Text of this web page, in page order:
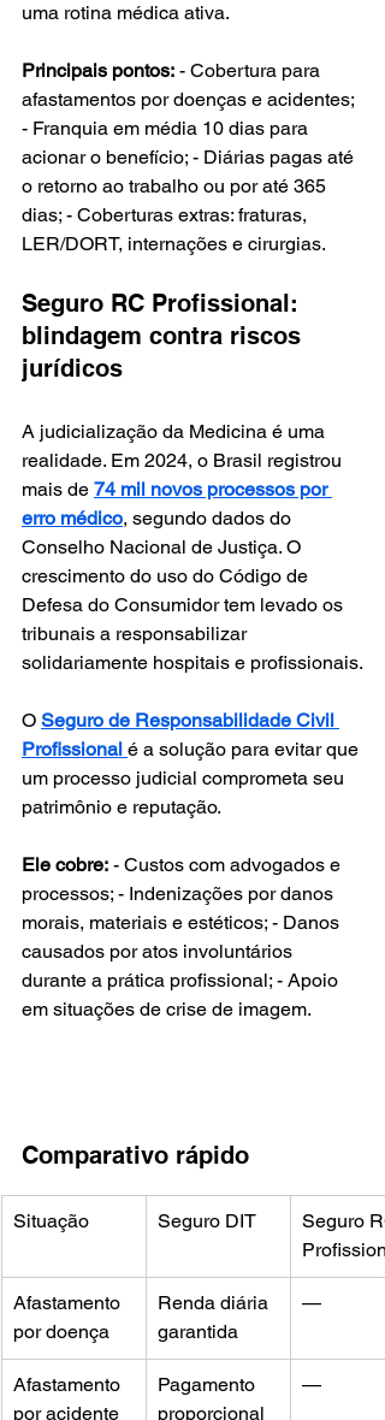
uma rotina médica ativa.
Principais pontos: - Cobertura para
afastamentos por doenças e acidentes;
- Franquia em média 10 dias para
acionar o benefício; - Diárias pagas até
o retorno ao trabalho ou por até 365
dias; - Coberturas extras: fraturas,
LER/DORT, internações e cirurgias.
Seguro RC Profissional:
blindagem contra riscos
jurídicos
A judicialização da Medicina é uma
realidade. Em 2024, o Brasil registrou
mais de 74 mil novos processos por
erro médico, segundo dados do
Conselho Nacional de Justiça. O
crescimento do uso do Código de
Defesa do Consumidor tem levado os
tribunais a responsabilizar
solidariamente hospitais e profissionais.
O Seguro de Responsabilidade Civil
Profissional é a solução para evitar que
um processo judicial comprometa seu
patrimônio e reputação.
Ele cobre: - Custos com advogados e
processos; - Indenizações por danos
morais, materiais e estéticos; - Danos
causados por atos involuntários
durante a prática profissional; - Apoio
em situações de crise de imagem.
Comparativo rápido
Situação Seguro DIT
Seguro
Afastamento
por doença
Renda diária
garantida
—
Afastamento
por acidente
Pagamento
proporcional
—